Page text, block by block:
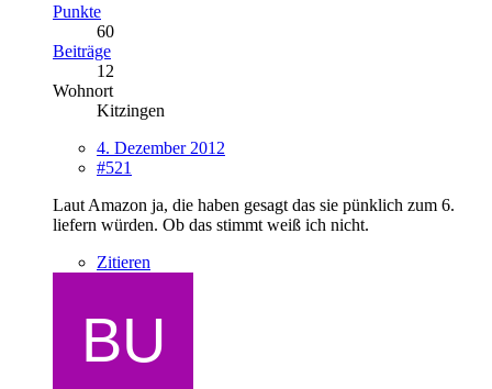
Punkte
60
Beiträge
12
Wohnort
Kitzingen
4. Dezember 2012
#521
Laut Amazon ja, die haben gesagt das sie pünklich zum 6.
liefern würden. Ob das stimmt weiß ich nicht.
Zitieren